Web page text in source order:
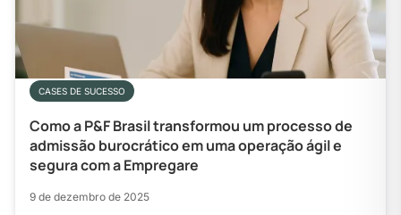
CASES DE SUCESSO
Como a P&F Brasil transformou um processo de
admissão burocrático em uma operação ágil e
segura com a Empregare
9 de dezembro de 2025